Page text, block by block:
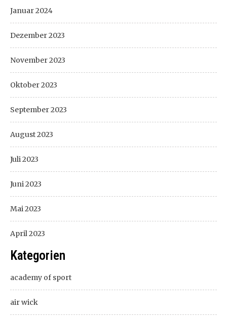
Januar 2024
Dezember 2023
November 2023
Oktober 2023
September 2023
August 2023
Juli 2023
Juni 2023
Mai 2023
April 2023
Kategorien
academy of sport
air wick